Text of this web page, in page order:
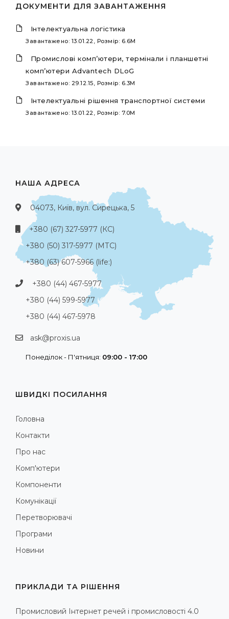
ДОКУМЕНТИ ДЛЯ ЗАВАНТАЖЕННЯ
Інтелектуальна логістика
Завантажено: 13.01.22, Розмір: 6.6M
Промислові комп’ютери, термінали і планшетні
комп’ютери Advantech DLoG
Завантажено: 29.12.15, Розмір: 6.3M
Інтелектуальні рішення транспортної системи
Завантажено: 13.01.22, Розмір: 7.0M
НАША АДРЕСА
04073, Київ, вул. Сирецька, 5
+380 (67) 327-5977 (КС)
+380 (50) 317-5977 (МТС)
+380 (63) 607-5966 (life:)
+380 (44) 467-5977
+380 (44) 599-5977
+380 (44) 467-5978
ask@proxis.ua
Понеділок - П'ятниця: 09:00 - 17:00
ШВИДКІ ПОСИЛАННЯ
Головна
Контакти
Про нас
Комп'ютери
Компоненти
Комунікації
Перетворювачі
Програми
Новини
ПРИКЛАДИ ТА РІШЕННЯ
Промисловий Інтернет речей і промисловості 4.0